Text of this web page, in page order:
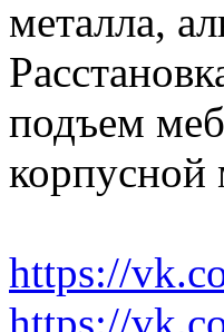
металла,
подъем
корпусной
https://
https://